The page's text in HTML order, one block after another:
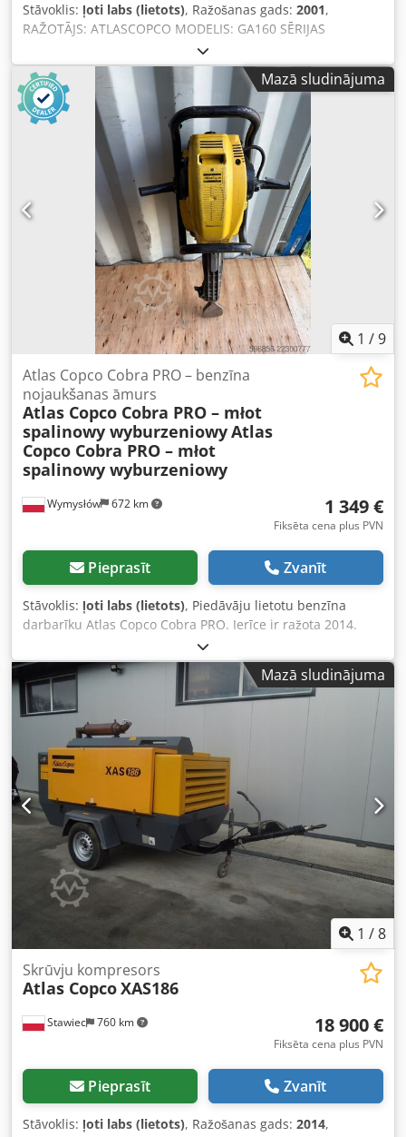
Stāvoklis: ļoti labs (lietots), Ražošanas gads: 2001,
RAŽOTĀJS: ATLASCOPCO MODELIS: GA160 SĒRIJAS
NUMURS: AIF072890 RAŽOŠANAS GADS: 2001 JAUDA (kW):
167 JAUDA (m³/min): 21 PIEDZIŅAS SPIEDIENS (bar): 8,5
DARBA STUNDU SKAITS (REĀLS/KOPĒJAIS): FREKVENCES
PĀRVEIDOTĀJS: nav IEBŪVĒTS ŽĀVĒTĀJS: nav SILUMA
MAIŅTĀJS: nav ATDZEŠANA (GAISA/ŪDENS): gaisa UZ
UZGLABĀTĀJTANKA: nav Chedpfjzq Afujx Ap Eea
DOKUMENTĀCIJA: nav PIEVIENOJUMA TIPS: 3
JAUNS/LIETOTS: LIETOTS
Mazā sludinājuma
1 /9
Wymysłów 672 km
Atlas Copco Cobra PRO – benzīna
nojaukšanas āmurs
Atlas Copco Cobra PRO – młot
spalinowy wyburzeniowyAtlas
Copco Cobra PRO – młot
spalinowy wyburzeniowy
1 349 €
Fiksēta cena plus PVN
Pieprasīt Zvanīt
Stāvoklis: ļoti labs (lietots), Piedāvāju lietotu benzīna
darbarīku Atlas Copco Cobra PRO. Ierīce ir ražota 2014.
gadā un izgatavota Zviedrijā. Cobra PRO ir profesionāls
benzīna darbarīks, kas paredzēts būvniecības, ceļu un
demontāžas darbiem – tam nav nepieciešams elektrības
pieslēgums vai kompresors, tāpēc tas ir īpaši piemērots
darbam ārpus telpām. Cedjzkwdlspfx Ap Eeha Vizualais
stāvoklis atbilst fotogrāfijām – ir normāli lietošanas pēdas,
skrāpējumi un nodilumi. Aprīkots ar darba kaltu. Dati:
Ražotājs: Atlas Copco Modelis: Cobra PRO Ražošanas gads:
2014 Ražošanas valsts: Zviedrija Dzinējs: 2-taktu benzīna
dzinējs Pielietojums: betona, asfalta kalšana, ceļu un
zemes darbi Mobilā konstrukcija – nav nepieciešams
kompresors vai tīkla pieslēgums.
Mazā sludinājuma
1 /8
Stawiec 760 km
Skrūvju kompresors
Atlas CopcoXAS186
18 900 €
Fiksēta cena plus PVN
Pieprasīt Zvanīt
Stāvoklis: ļoti labs (lietots), Ražošanas gads: 2014,